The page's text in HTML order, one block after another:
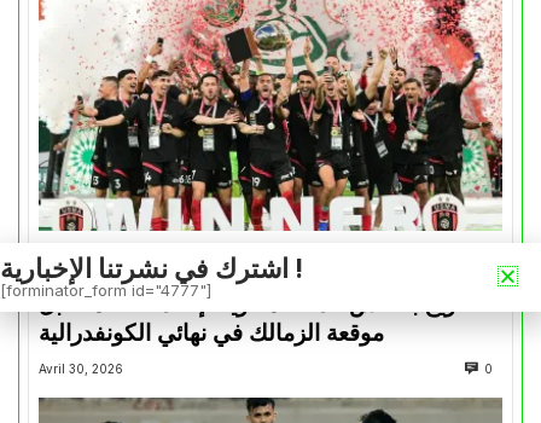
كأس الكونفدرالية
التتويج بالكأس.. دفعة معنوية لإتحاد العاصمة قبل
موقعة الزمالك في نهائي الكونفدرالية
Avril 30, 2026 0
اشترك في نشرتنا الإخبارية !
[forminator_form id="4777"]